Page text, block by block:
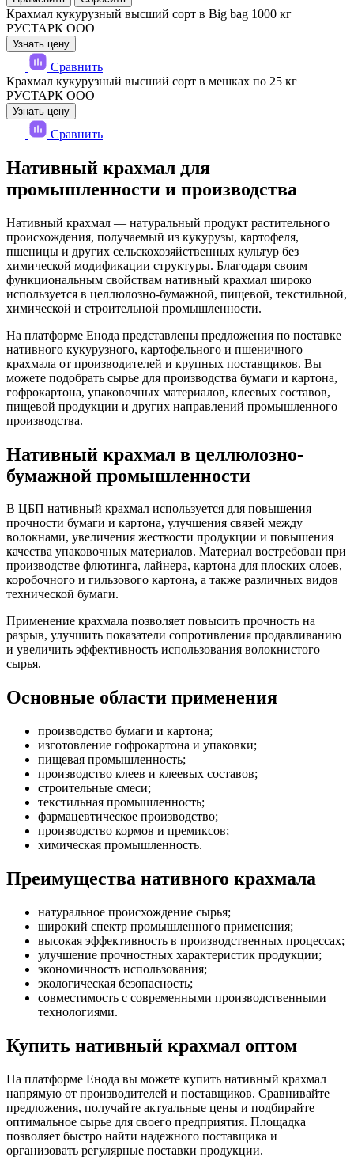
Крахмал кукурузный высший сорт в Big bag 1000 кг
РУСТАРК ООО
Узнать цену
Сравнить
Крахмал кукурузный высший сорт в мешках по 25 кг
РУСТАРК ООО
Узнать цену
Сравнить
Нативный крахмал для
промышленности и производства
Нативный крахмал — натуральный продукт растительного
происхождения, получаемый из кукурузы, картофеля,
пшеницы и других сельскохозяйственных культур без
химической модификации структуры. Благодаря своим
функциональным свойствам нативный крахмал широко
используется в целлюлозно-бумажной, пищевой, текстильной,
химической и строительной промышленности.
На платформе Енода представлены предложения по поставке
нативного кукурузного, картофельного и пшеничного
крахмала от производителей и крупных поставщиков. Вы
можете подобрать сырье для производства бумаги и картона,
гофрокартона, упаковочных материалов, клеевых составов,
пищевой продукции и других направлений промышленного
производства.
Нативный крахмал в целлюлозно-
бумажной промышленности
В ЦБП нативный крахмал используется для повышения
прочности бумаги и картона, улучшения связей между
волокнами, увеличения жесткости продукции и повышения
качества упаковочных материалов. Материал востребован при
производстве флютинга, лайнера, картона для плоских слоев,
коробочного и гильзового картона, а также различных видов
технической бумаги.
Применение крахмала позволяет повысить прочность на
разрыв, улучшить показатели сопротивления продавливанию
и увеличить эффективность использования волокнистого
сырья.
Основные области применения
производство бумаги и картона;
изготовление гофрокартона и упаковки;
пищевая промышленность;
производство клеев и клеевых составов;
строительные смеси;
текстильная промышленность;
фармацевтическое производство;
производство кормов и премиксов;
химическая промышленность.
Преимущества нативного крахмала
натуральное происхождение сырья;
широкий спектр промышленного применения;
высокая эффективность в производственных процессах;
улучшение прочностных характеристик продукции;
экономичность использования;
экологическая безопасность;
совместимость с современными производственными
технологиями.
Купить нативный крахмал оптом
На платформе Енода вы можете купить нативный крахмал
напрямую от производителей и поставщиков. Сравнивайте
предложения, получайте актуальные цены и подбирайте
оптимальное сырье для своего предприятия. Площадка
позволяет быстро найти надежного поставщика и
организовать регулярные поставки продукции.